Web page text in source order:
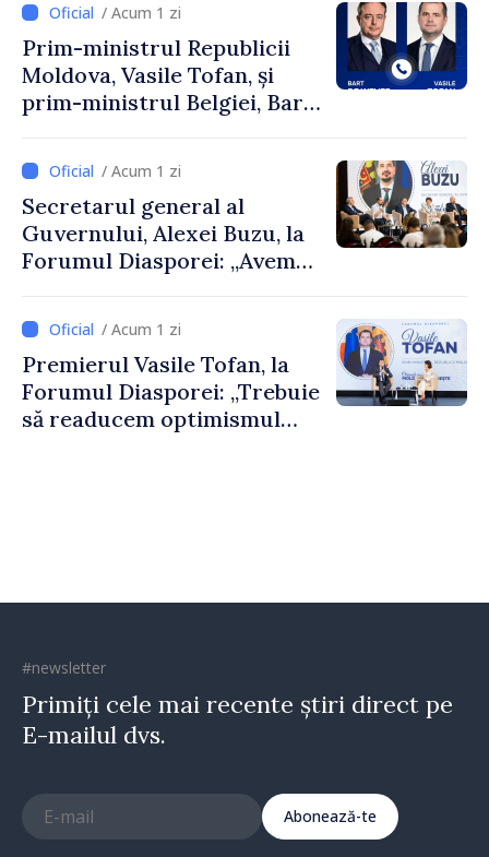
/ Acum 1 zi
Prim-ministrul Republicii
Moldova, Vasile Tofan, și
prim-ministrul Belgiei, Bart
despre parcursul european
al Republicii Moldova.
/ Acum 1 zi
Secretarul general al
Guvernului, Alexei Buzu, la
Forumul Diasporei: „Avem
dumneavoastră pentru a
construi comunități mai
puternice”
/ Acum 1 zi
Premierul Vasile Tofan, la
Forumul Diasporei: „Trebuie
să readucem optimismul
#newsletter
Primiți cele mai recente știri direct pe
E-mailul dvs.
Abonează-te